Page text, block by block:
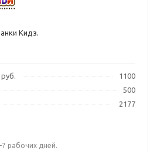
Кидз.
1100
500
2177
7 рабочих дней.